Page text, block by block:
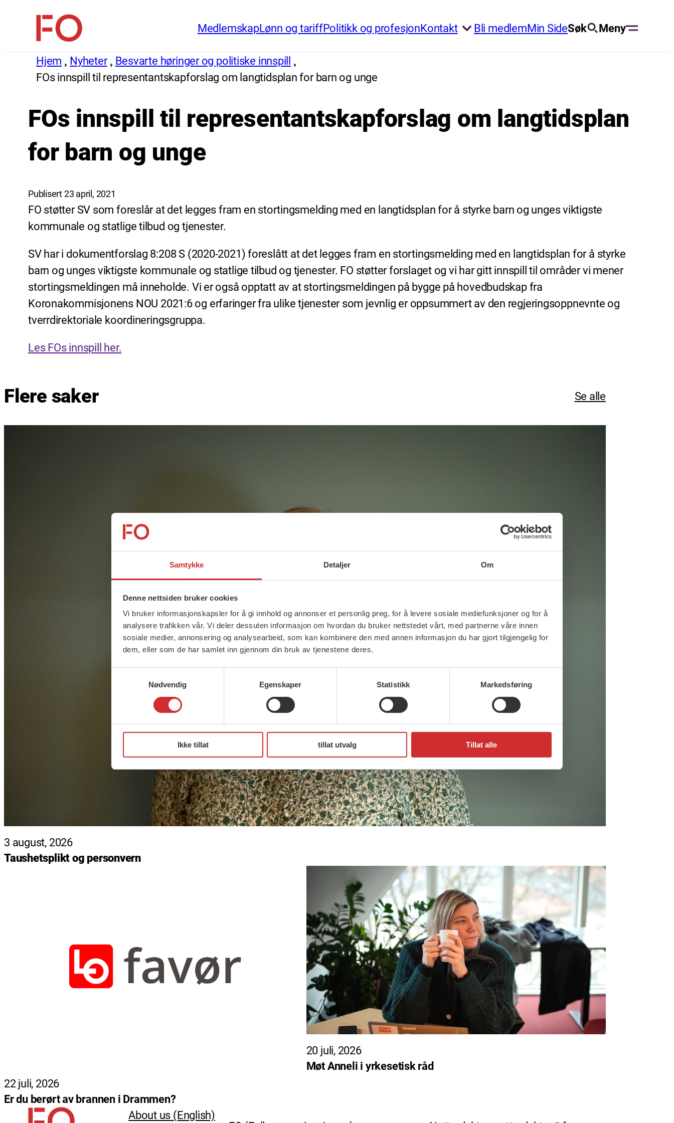
Samtykke Detaljer Om
Denne nettsiden bruker cookies
Vi bruker informasjonskapsler for å gi innhold og annonser et personlig preg, for å levere sosiale mediefunksjoner og for å
analysere trafikken vår. Vi deler dessuten informasjon om hvordan du bruker nettstedet vårt, med partnerne våre innen
sosiale medier, annonsering og analysearbeid, som kan kombinere den med annen informasjon du har gjort tilgjengelig for
dem, eller som de har samlet inn gjennom din bruk av tjenestene deres.
Nødvendig
Egenskaper Statistikk Markedsføring
Ikke tillat tillat utvalg Tillat alle
innholdFO
(Fellesorganisasjonen)
MedlemskapLønn og tariffPolitikk og profesjonKontakt Bli medlemMin SideSøk Meny
Hjem Nyheter
Besvarte høringer og politiske innspill
FOs innspill til representantskapforslag om langtidsplan for barn og unge
FOs innspill til representantskapforslag om langtidsplan
for barn og unge
Publisert 23 april, 2021
FO støtter SV som foreslår at det legges fram en stortingsmelding med en langtidsplan for å styrke barn og unges viktigste
kommunale og statlige tilbud og tjenester.
SV har i dokumentforslag 8:208 S (2020-2021) foreslått at det legges fram en stortingsmelding med en langtidsplan for å styrke
barn og unges viktigste kommunale og statlige tilbud og tjenester. FO støtter forslaget og vi har gitt innspill til områder vi mener
stortingsmeldingen må inneholde. Vi er også opptatt av at stortingsmeldingen på bygge på hovedbudskap fra
Koronakommisjonens NOU 2021:6 og erfaringer fra ulike tjenester som jevnlig er oppsummert av den regjeringsoppnevnte og
tverrdirektoriale koordineringsgruppa.
Les FOs innspill her.
Flere saker Se alle
3 august, 2026
Taushetsplikt og personvern
22 juli, 2026
Er du berørt av brannen i Drammen?
20 juli, 2026
Møt Anneli i yrkesetisk råd
About us (English)